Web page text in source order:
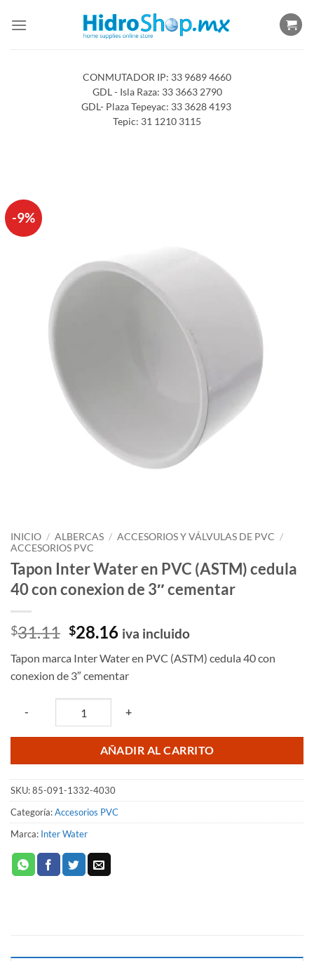
CONMUTADOR IP: 33 9689 4660
GDL - Isla Raza: 33 3663 2790
GDL- Plaza Tepeyac: 33 3628 4193
Tepic: 31 1210 3115
-9%
INICIO / ALBERCAS / ACCESORIOS Y VÁLVULAS DE PVC /
ACCESORIOS PVC
Tapon Inter Water en PVC (ASTM) cedula
40 con conexion de 3″ cementar
$31.11 El
original
era:
$31.11.
$28.16El
actual
es:
iva incluido
Tapon marca Inter Water en PVC (ASTM) cedula 40 con
conexion de 3″ cementar
- +
AÑADIR AL CARRITO
SKU:85-091-1332-4030
Categoría:Accesorios PVC
Marca: Inter Water